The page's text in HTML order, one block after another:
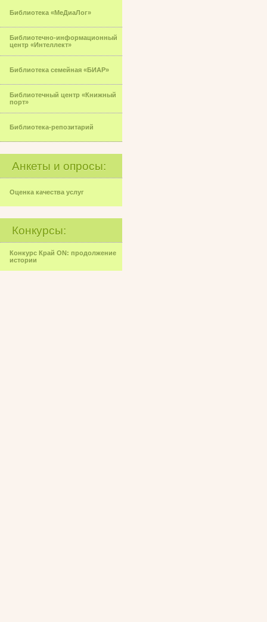
Библиотека «МеДиаЛог»
Библиотечно-информационный
центр «Интеллект»
Библиотека семейная «БИАР»
Библиотечный центр «Книжный
порт»
Библиотека-репозитарий
Анкеты и опросы:
Оценка качества услуг
Конкурсы:
Конкурс Край ON: продолжение
истории